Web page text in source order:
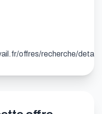
offres/recherche/detail/